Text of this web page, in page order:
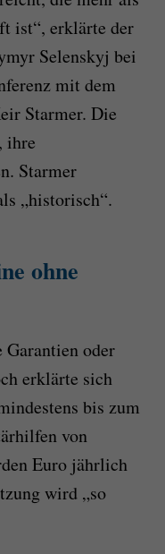
ist“, erklärte der
Selenskyj bei
mit dem
Starmer. Die
ihre
Starmer
„historisch“.
ohne
oder
erklärte sich
bis zum
von
Euro jährlich
wird „so